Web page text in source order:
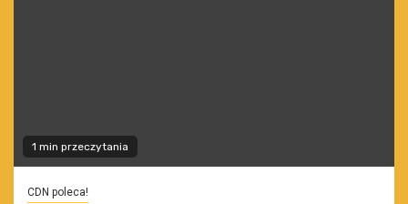
1 min przeczytania
CDN poleca!